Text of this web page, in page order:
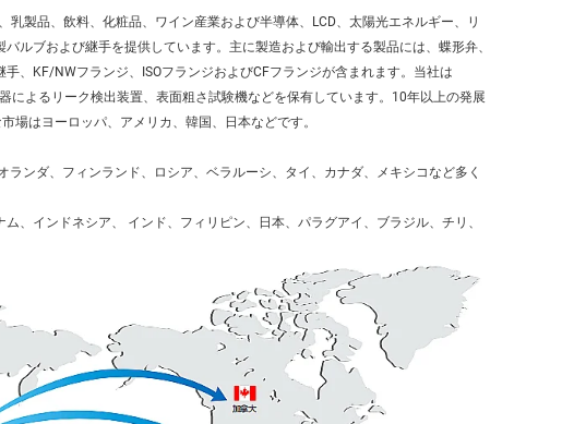
製品、飲料、化粧品、ワイン産業および半導体、LCD、太陽光エネルギー、リ
ルブおよび継手を提供しています。主に製造および輸出する製品には、蝶形弁、
、KF/NWフランジ、ISOフランジおよびCFフランジが含まれます。当社は
よるリーク検出装置、表面粗さ試験機などを保有しています。10年以上の発展
場はヨーロッパ、アメリカ、韓国、日本などです。
ランダ、フィンランド、ロシア、ベラルーシ、タイ、カナダ、メキシコなど多く
、インドネシア、 インド、フィリピン、日本、パラグアイ、ブラジル、チリ、